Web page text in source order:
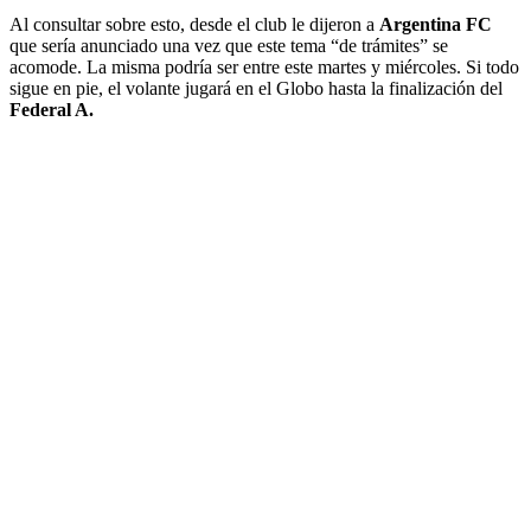
Al consultar sobre esto, desde el club le dijeron a Argentina FC
que sería anunciado una vez que este tema “de trámites” se
acomode. La misma podría ser entre este martes y miércoles. Si todo
sigue en pie, el volante jugará en el Globo hasta la finalización del
Federal A.